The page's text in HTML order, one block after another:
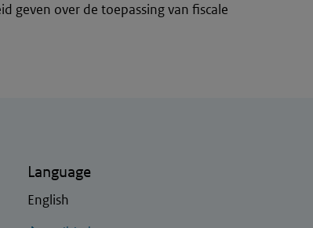
geven over de toepassing van fiscale
Language
English